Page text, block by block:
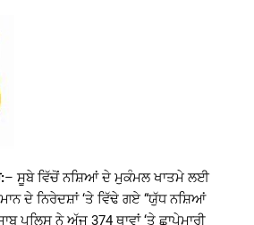
– ਸੂਬੇ ਵਿੱਚੋਂ ਨਸ਼ਿਆਂ ਦੇ ਮੁਕੰਮਲ ਖਾਤਮੇ ਲਈ
ਦੇ ਨਿਰੇਦਸ਼ਾਂ ‘ਤੇ ਵਿੱਢੇ ਗਏ “ਯੁੱਧ ਨਸ਼ਿਆਂ
ਪੁਲਿਸ ਨੇ ਅੱਜ 374 ਥਾਵਾਂ ‘ਤੇ ਛਾਪੇਮਾਰੀ